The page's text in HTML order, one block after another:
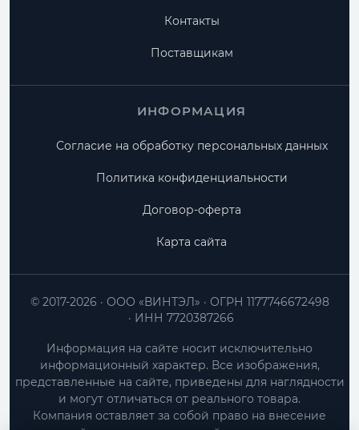
Контакты
Поставщикам
ИНФОРМАЦИЯ
Согласие на обработку персональных данных
Политика конфиденциальности
Договор-оферта
Карта сайта
ООО «ВИНТЭЛ»
ОГРН 1177746672498
ИНН 7720387266
© 2017-2026
Информация на сайте носит исключительно
информационный характер. Все изображения,
представленные на сайте, приведены для наглядности
и могут отличаться от реального товара.
Компания оставляет за собой право на внесение